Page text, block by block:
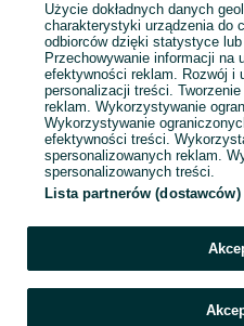
Użycie dokładnych danych
charakterystyki urządzenia do
odbiorców dzięki statystyce
Przechowywanie informacji na
efektywności reklam. Rozwój i
personalizacji treści.
reklam. Wykorzystywanie
Wykorzystywanie
efektywności treści.
spersonalizowanych reklam.
spersonalizowanych treści.
Lista partnerów (dostawców)